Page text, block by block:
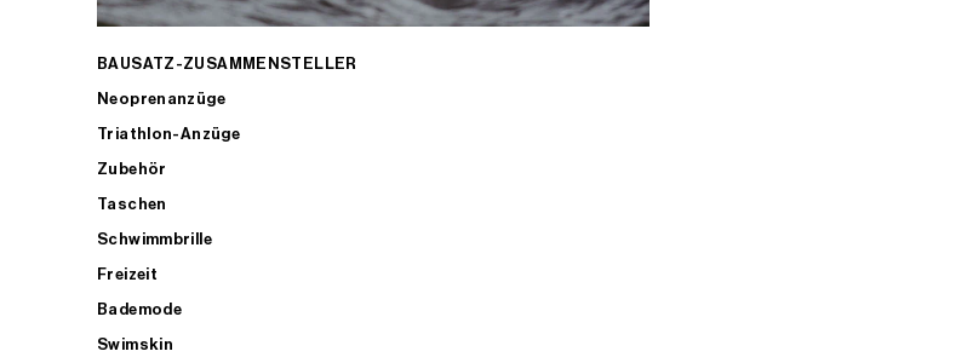
BAUSATZ-ZUSAMMENSTELLER
Neoprenanzüge
Triathlon-Anzüge
Zubehör
Taschen
Schwimmbrille
Freizeit
Bademode
Swimskin